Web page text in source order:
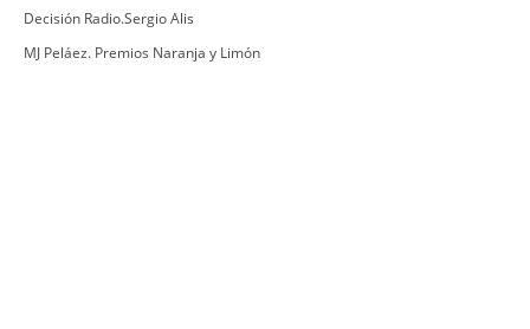
Decisión Radio.Sergio Alis
MJ Peláez. Premios Naranja y Limón